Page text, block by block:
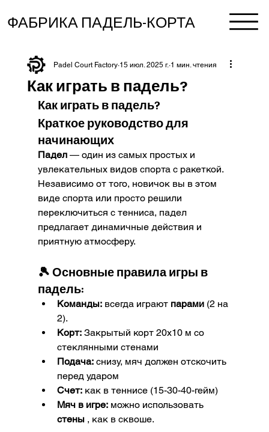
ФАБРИКА ПАДЕЛЬ-КОРТА
Как играть в падель?
Padel Court Factory 15 июл. 2025 г. 1 мин. чтения
Как играть в падель?
Краткое руководство для
начинающих
Падел — один из самых простых и
увлекательных видов спорта с ракеткой.
Независимо от того, новичок вы в этом
виде спорта или просто решили
переключиться с тенниса, падел
предлагает динамичные действия и
приятную атмосферу.
🎾 Основные правила игры в
падель:
Команды: всегда играют парами (2 на
2).
Корт: Закрытый корт 20x10 м со
стеклянными стенами
Подача: снизу, мяч должен отскочить
перед ударом
Счет: как в теннисе (15-30-40-гейм)
Мяч в игре: можно использовать
стены , как в сквоше.